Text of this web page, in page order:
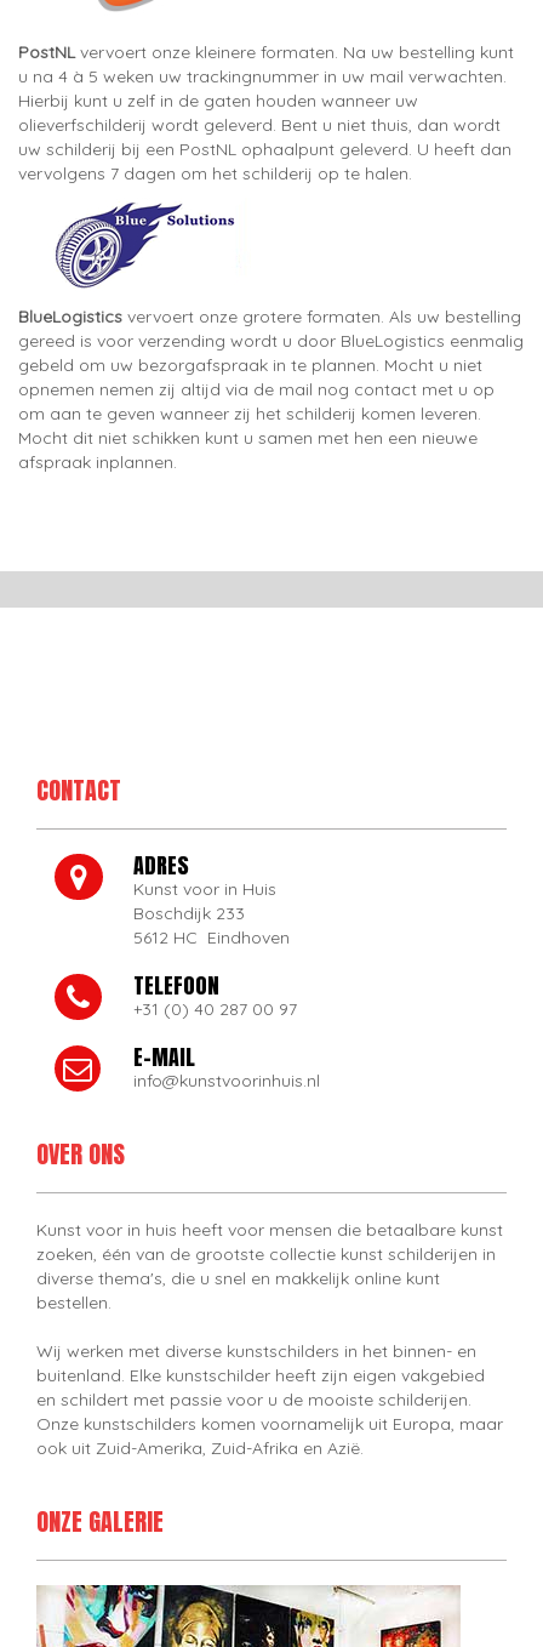
PostNLvervoert onze kleinere formaten. Na uw bestelling kunt
u na 4 à 5 weken uw trackingnummer in uw mail verwachten.
Hierbij kunt u zelf in de gaten houden wanneer uw
olieverfschilderij wordt geleverd. Bent u niet thuis, dan wordt
uw schilderij bij een PostNL ophaalpunt geleverd. U heeft dan
vervolgens 7 dagen om het schilderij op te halen.
BlueLogistics vervoert onze grotere formaten. Als uw bestelling
gereed is voor verzending wordt u door BlueLogistics eenmalig
gebeld om uw bezorgafspraak in te plannen. Mocht u niet
opnemen nemen zij altijd via de mail nog contact met u op
om aan te geven wanneer zij het schilderij komen leveren.
Mocht dit niet schikken kunt u samen met hen een nieuwe
afspraak inplannen.
CONTACT
ADRES
Kunst voor in Huis
Boschdijk 233
5612 HC Eindhoven
TELEFOON
+31 (0) 40 287 00 97
E-MAIL
info@kunstvoorinhuis.nl
OVER ONS
Kunst voor in huis heeft voor mensen die betaalbare kunst
zoeken, één van de grootste collectie kunst schilderijen in
diverse thema's, die u snel en makkelijk online kunt
bestellen.
Wij werken met diverse kunstschilders in het binnen- en
buitenland. Elke kunstschilder heeft zijn eigen vakgebied
en schildert met passie voor u de mooiste schilderijen.
Onze kunstschilders komen voornamelijk uit Europa, maar
ook uit Zuid-Amerika, Zuid-Afrika en Azië.
ONZE GALERIE